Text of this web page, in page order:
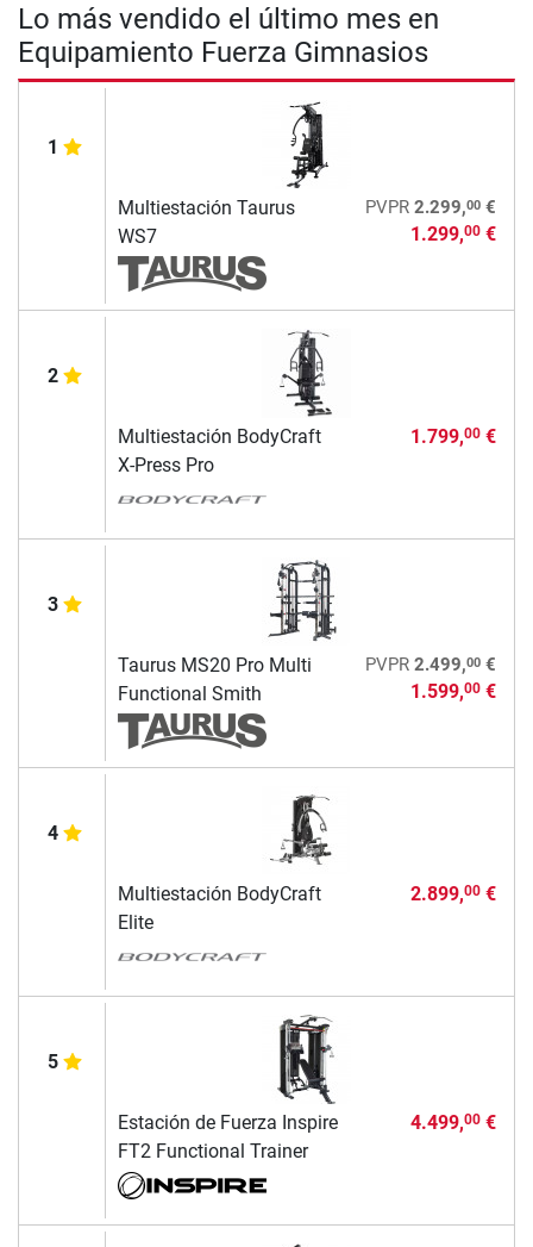
Lo más vendido el último mes en
Equipamiento Fuerza Gimnasios
1
Multiestación Taurus
WS7
PVPR 2.299,00€
1.299,00€
2
Multiestación BodyCraft
X-Press Pro
1.799,00€
3
Taurus MS20 Pro Multi
Functional Smith
PVPR 2.499,00€
1.599,00€
4
Multiestación BodyCraft
Elite
2.899,00€
5
Estación de Fuerza Inspire
FT2 Functional Trainer
4.499,00€